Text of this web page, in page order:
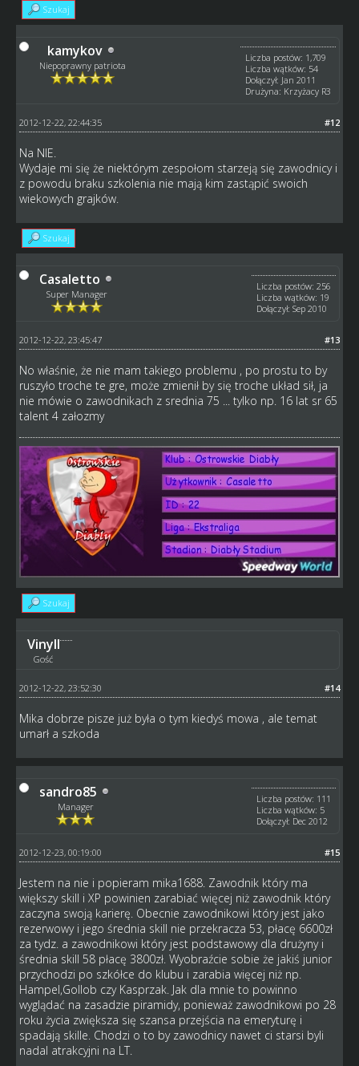
Szukaj
kamykov
Niepoprawny patriota
Liczba postów: 1,709
Liczba wątków: 54
Dołączył: Jan 2011
Drużyna: Krzyżacy R3
#12
2012-12-22, 22:44:35
Na NIE.
Wydaje mi się że niektórym zespołom starzeją się zawodnicy i
z powodu braku szkolenia nie mają kim zastąpić swoich
wiekowych grajków.
Szukaj
Casaletto
Super Manager
Liczba postów: 256
Liczba wątków: 19
Dołączył: Sep 2010
#13
2012-12-22, 23:45:47
No właśnie, że nie mam takiego problemu , po prostu to by
ruszyło troche te gre, może zmienił by się troche układ sił, ja
nie mówie o zawodnikach z srednia 75 ... tylko np. 16 lat sr 65
talent 4 załozmy
Szukaj
Vinyll
Gość
#14
2012-12-22, 23:52:30
Mika dobrze pisze już była o tym kiedyś mowa , ale temat
umarł a szkoda
sandro85
Manager
Liczba postów: 111
Liczba wątków: 5
Dołączył: Dec 2012
#15
2012-12-23, 00:19:00
Jestem na nie i popieram mika1688. Zawodnik który ma
większy skill i XP powinien zarabiać więcej niż zawodnik który
zaczyna swoją karierę. Obecnie zawodnikowi który jest jako
rezerwowy i jego średnia skill nie przekracza 53, płacę 6600zł
za tydz. a zawodnikowi który jest podstawowy dla drużyny i
średnia skill 58 płacę 3800zł. Wyobraźcie sobie że jakiś junior
przychodzi po szkółce do klubu i zarabia więcej niż np.
Hampel,Gollob czy Kasprzak. Jak dla mnie to powinno
wyglądać na zasadzie piramidy, ponieważ zawodnikowi po 28
roku życia zwiększa się szansa przejścia na emeryturę i
spadają skille. Chodzi o to by zawodnicy nawet ci starsi byli
nadal atrakcyjni na LT.